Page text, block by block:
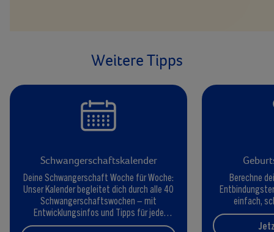
Weitere Tipps
Schwangerschaftskalender
Deine Schwangerschaft Woche für Woche:
Unser Kalender begleitet dich durch alle 40
Schwangerschaftswochen – mit
Entwicklungsinfos und Tipps für jede
Phase.
Berechne
einfach,